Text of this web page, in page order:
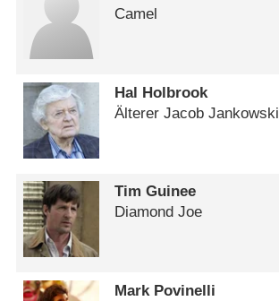
Camel
Hal Holbrook
Älterer Jacob Jankowski
Tim Guinee
Diamond Joe
Mark Povinelli